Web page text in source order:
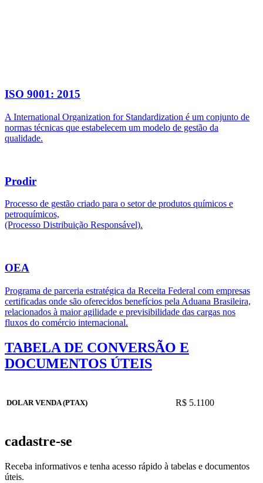
ISO 9001: 2015
A International Organization for Standardization é um conjunto de
normas técnicas que estabelecem um modelo de gestão da
qualidade.
Prodir
Processo de gestão criado para o setor de produtos químicos e
petroquímicos,
(Processo Distribuição Responsável).
OEA
Programa de parceria estratégica da Receita Federal com empresas
certificadas onde são oferecidos benefícios pela Aduana Brasileira,
relacionados à maior agilidade e previsibilidade das cargas nos
fluxos do comércio internacional.
TABELA DE CONVERSÃO E
DOCUMENTOS ÚTEIS
DOLAR VENDA (PTAX) R$ 5.1100
cadastre-se
Receba informativos e tenha acesso rápido à tabelas e documentos
úteis.